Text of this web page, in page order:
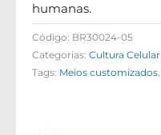
humanas.
Código: BR30024-05
Categorias: Cultura Celular
Tags: Meios customizados